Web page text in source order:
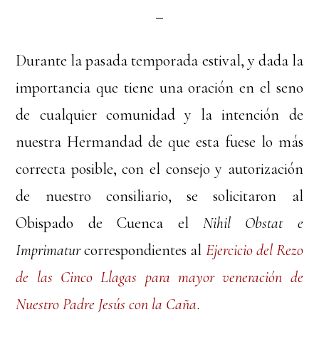
Durante la pasada temporada estival, y dada la
importancia que tiene una oración en el seno
de cualquier comunidad y la intención de
nuestra Hermandad de que esta fuese lo más
correcta posible, con el consejo y autorización
de nuestro consiliario, se solicitaron al
Obispado de Cuenca el Nihil Obstat e
Imprimaturcorrespondientes al Ejercicio del Rezo
de las Cinco Llagas para mayor veneración de
Nuestro Padre Jesús con la Caña.